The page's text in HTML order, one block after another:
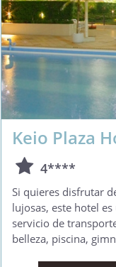
Keio Plaza
4****
Si quieres disfrutar
lujosas, este hotel
servicio de
belleza, piscina,